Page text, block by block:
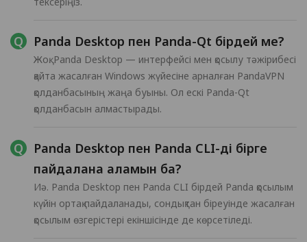
Panda Desktop пен Panda-Qt бірдей ме?
Жоқ. Panda Desktop — интерфейсі мен қосылу тәжірибесі
қайта жасалған Windows жүйесіне арналған PandaVPN
қолданбасының жаңа буыны. Ол ескі Panda-Qt
қолданбасын алмастырады.
Panda Desktop пен Panda CLI-ді бірге
пайдалана аламын ба?
Иә. Panda Desktop пен Panda CLI бірдей Panda қосылым
күйін ортақ пайдаланады, сондықтан біреуінде жасалған
қосылым өзгерістері екіншісінде де көрсетіледі.